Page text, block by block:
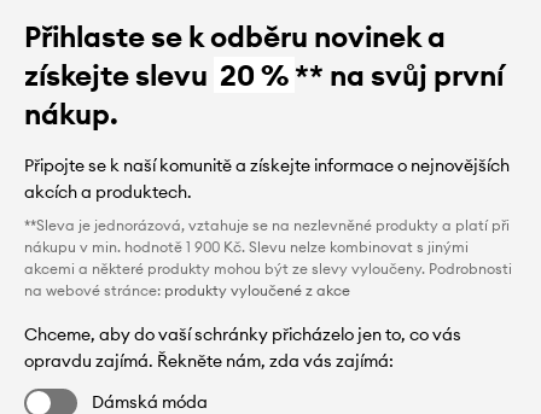
Přihlaste se k odběru novinek a
získejte slevu 20 %** na svůj první
nákup.
Připojte se k naší komunitě a získejte informace o nejnovějších
akcích a produktech.
**Sleva je jednorázová, vztahuje se na nezlevněné produkty a platí při
nákupu v min. hodnotě 1 900 Kč. Slevu nelze kombinovat s jinými
akcemi a některé produkty mohou být ze slevy vyloučeny. Podrobnosti
na webové stránce: produkty vyloučené z akce
Chceme, aby do vaší schránky přicházelo jen to, co vás
opravdu zajímá. Řekněte nám, zda vás zajímá:
Dámská móda